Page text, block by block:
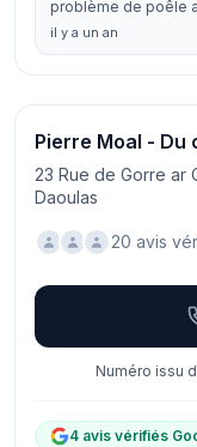
problème de poêle
il y a un an
Pierre Moal - Du
23 Rue de Gorre ar
Daoulas
20 avis
Numéro issu
4 avis vérifiés